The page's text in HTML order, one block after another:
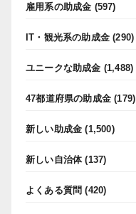
雇用系の助成金 (597)
IT・観光系の助成金 (290)
ユニークな助成金 (1,488)
47都道府県の助成金 (179)
新しい助成金 (1,500)
新しい自治体(137)
よくある質問 (420)